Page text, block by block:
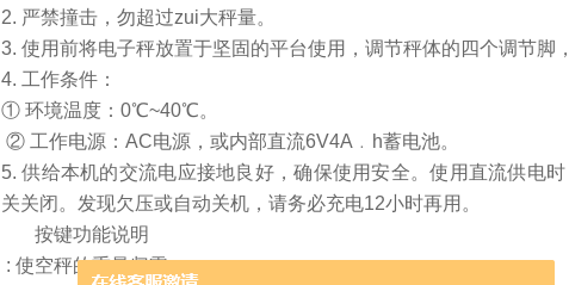
2. 严禁撞击，勿超过zui大秤量。
3. 使用前将电子秤放置于坚固的平台使用，调节秤体的四个调节脚
4. 工作条件：
① 环境温度：0℃~40℃。
② 工作电源：AC电源，或内部直流6V4A﹒h蓄电池。
5. 供给本机的交流电应接地良好，确保使用安全。使用直流供电
关关闭。发现欠压或自动关机，请务必充电12小时再用。
按键功能说明
: 使空秤的重量归零。